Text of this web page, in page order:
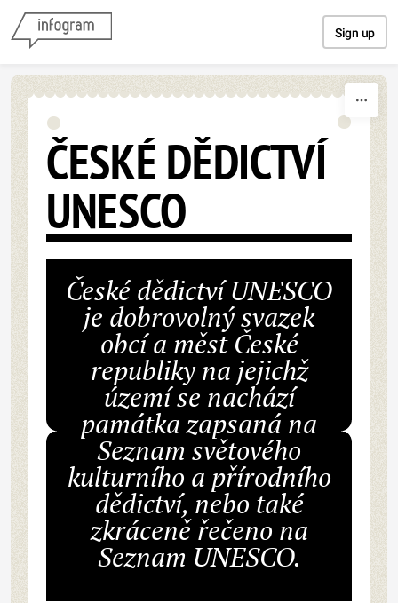
Sign up
ČESKÉ DĚDICTVÍ
UNESCO
České dědictví UNESCO
je dobrovolný svazek
obcí a měst České
republiky na jejichž
území se nachází
památka zapsaná na
Seznam světového
kulturního a přírodního
dědictví, nebo také
zkráceně řečeno na
Seznam UNESCO.